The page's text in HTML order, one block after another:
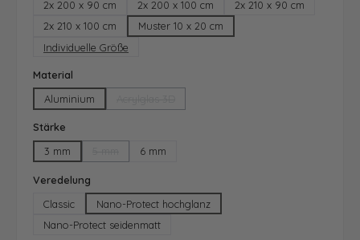
2x 200 x 90 cm
2x 200 x 100 cm
2x 210 x 90 cm
2x 210 x 100 cm
Muster 10 x 20 cm
Individuelle Größe
Material
Aluminium
Stärke
3 mm
(Diese Option ist zurzeit nicht verfügbar.)
6 mm
Veredelung
Classic
Nano-Protect hochglanz
Nano-Protect seidenmatt